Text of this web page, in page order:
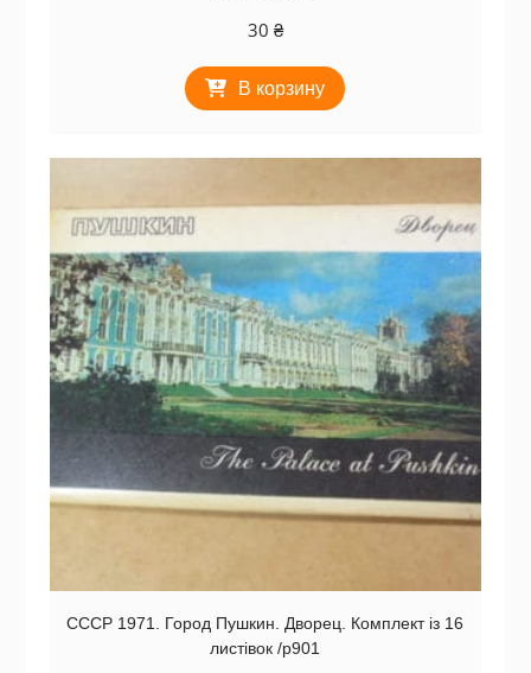
30 ₴
В корзину
СССР 1971. Город Пушкин. Дворец. Комплект із 16
листівок /р901